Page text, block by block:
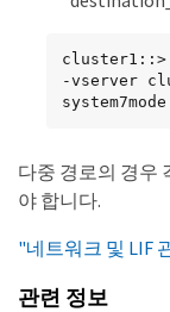
-vserver
다중 경로의 경우
야 합니다.
"네트워크 및 LIF
관련 정보